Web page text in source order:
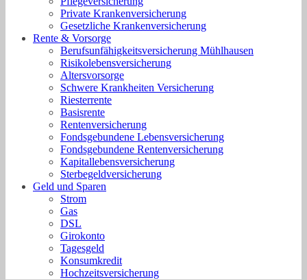
Private Krankenversicherung
Gesetzliche Krankenversicherung
Rente & Vorsorge
Berufs­unfähigkeitsversicherung Mühlhausen
Risikolebensversicherung
Altersvorsorge
Schwere Krankheiten Versicherung
Riesterrente
Basisrente
Rentenversicherung
Fondsgebundene Lebensversicherung
Fondsgebundene Rentenversicherung
Kapitallebensversicherung
Sterbegeldversicherung
Geld und Sparen
Strom
Gas
DSL
Girokonto
Tagesgeld
Konsumkredit
Hochzeitsversicherung